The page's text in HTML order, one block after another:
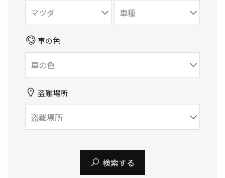
車の色
盗難場所
検索する